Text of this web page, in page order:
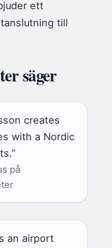
ett
till
säger
creates
with a Nordic
på
an airport